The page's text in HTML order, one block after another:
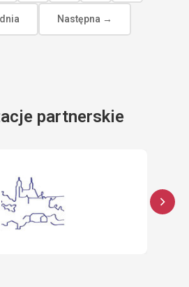
Następna →
partnerskie